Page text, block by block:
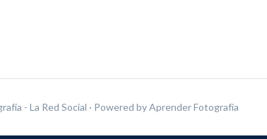
- La Red Social · Powered byAprender Fotografía